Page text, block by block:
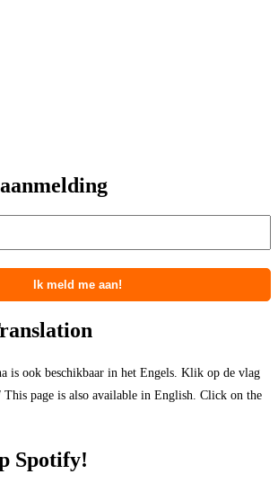
is ook beschikbaar in het Engels. Klik op de vlag
This page is also available in English. Click on the
Spotify!